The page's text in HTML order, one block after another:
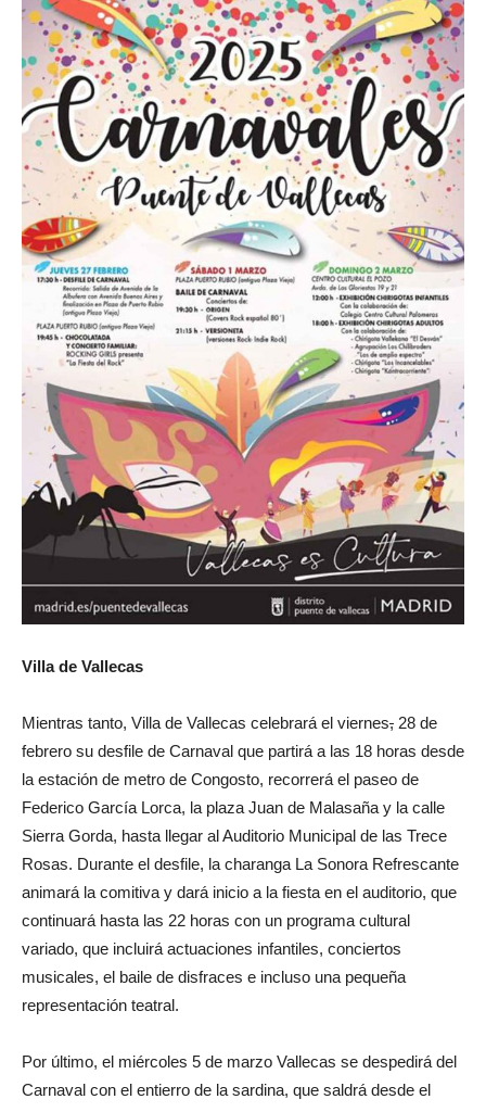
Villa de Vallecas
Mientras tanto, Villa de Vallecas celebrará el viernes, 28 de
febrero su desfile de Carnaval que partirá a las 18 horas desde
la estación de metro de Congosto, recorrerá el paseo de
Federico García Lorca, la plaza Juan de Malasaña y la calle
Sierra Gorda, hasta llegar al Auditorio Municipal de las Trece
Rosas. Durante el desfile, la charanga La Sonora Refrescante
animará la comitiva y dará inicio a la fiesta en el auditorio, que
continuará hasta las 22 horas con un programa cultural
variado, que incluirá actuaciones infantiles, conciertos
musicales, el baile de disfraces e incluso una pequeña
representación teatral.
Por último, el miércoles 5 de marzo Vallecas se despedirá del
Carnaval con el entierro de la sardina, que saldrá desde el